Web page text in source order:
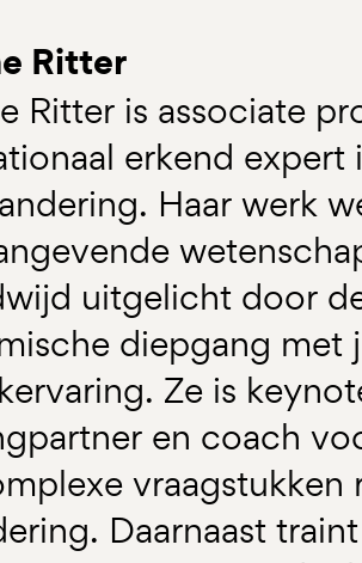
Ritter
Ritter is associate
erkend
Haar werk
uitgelicht door
diepgang met
Ze is
en coach
Daarnaast